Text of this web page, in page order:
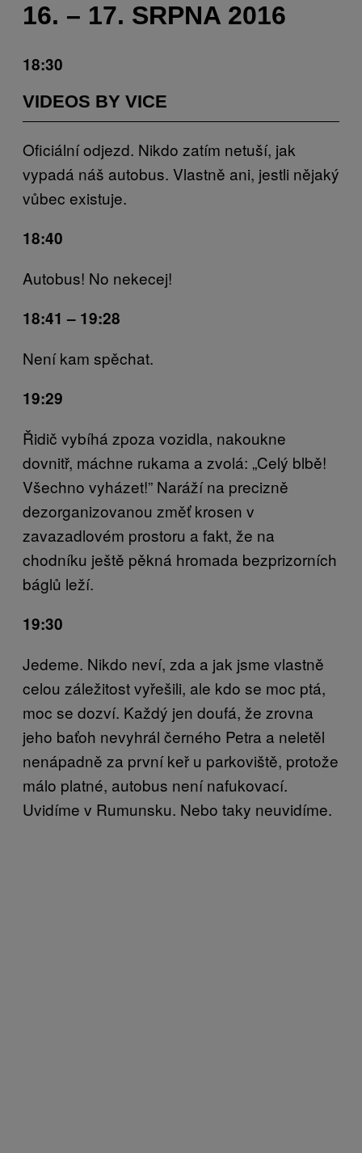
16. – 17. SRPNA 2016
18:30
VIDEOS BY VICE
Oficiální odjezd. Nikdo zatím netuší, jak
vypadá náš autobus. Vlastně ani, jestli nějaký
vůbec existuje.
18:40
Autobus! No nekecej!
18:41 – 19:28
Není kam spěchat.
19:29
Řidič vybíhá zpoza vozidla, nakoukne
dovnitř, máchne rukama a zvolá: „Celý blbě!
Všechno vyházet!” Naráží na precizně
dezorganizovanou změť krosen v
zavazadlovém prostoru a fakt, že na
chodníku ještě pěkná hromada bezprizorních
báglů leží.
19:30
Jedeme. Nikdo neví, zda a jak jsme vlastně
celou záležitost vyřešili, ale kdo se moc ptá,
moc se dozví. Každý jen doufá, že zrovna
jeho baťoh nevyhrál černého Petra a neletěl
nenápadně za první keř u parkoviště, protože
málo platné, autobus není nafukovací.
Uvidíme v Rumunsku. Nebo taky neuvidíme.